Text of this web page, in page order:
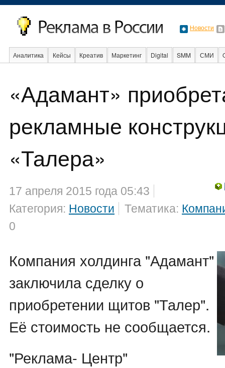
Новости
Аналитика Кейсы Креатив Маркетинг Digital SMM СМИ
Образование Стартапы
«Адамант»
рекламные
«Талера»
17 апреля 2015 года 05:43
Категория: Новости Тематика:
0
Компания холдинга "Адамант"
заключила сделку о
приобретении щитов "Талер".
Её стоимость не сообщается.
"Реклама- Центр"